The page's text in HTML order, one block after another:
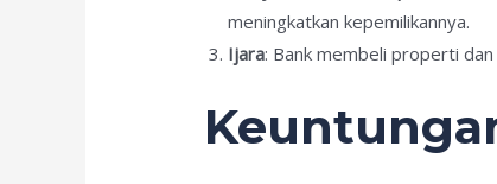
meningkatkan kepemilikannya.
Ijara: Bank membeli properti